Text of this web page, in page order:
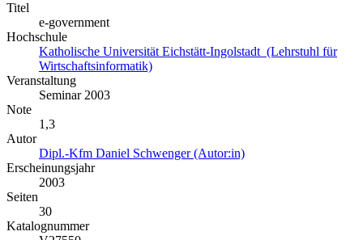
Titel
e-government
Hochschule
Katholische Universität Eichstätt-Ingolstadt (Lehrstuhl für
Wirtschaftsinformatik)
Veranstaltung
Seminar 2003
Note
1,3
Autor
Dipl.-Kfm Daniel Schwenger (Autor:in)
Erscheinungsjahr
2003
Seiten
30
Katalognummer